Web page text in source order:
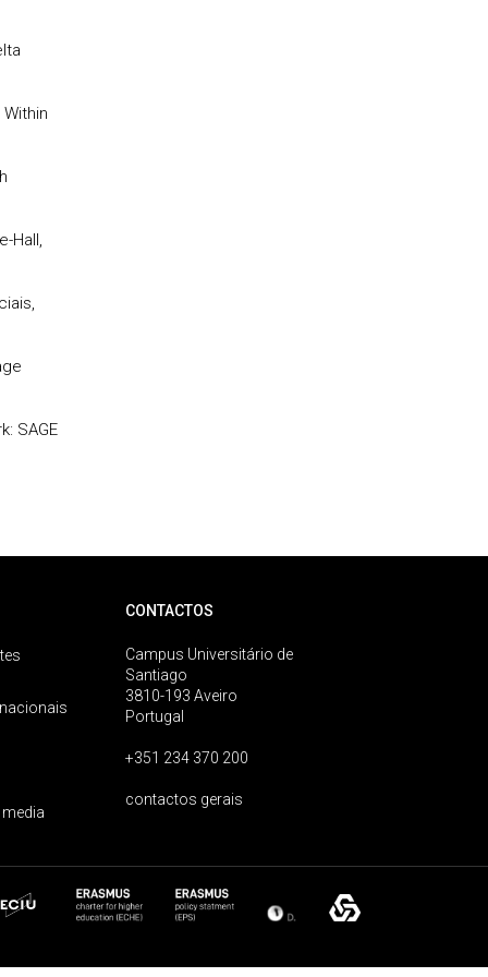
Hall,
SAGE
CONTACTOS
Campus Universitário de
Santiago
3810-193 Aveiro
Portugal
+351 234 370 200
contactos gerais